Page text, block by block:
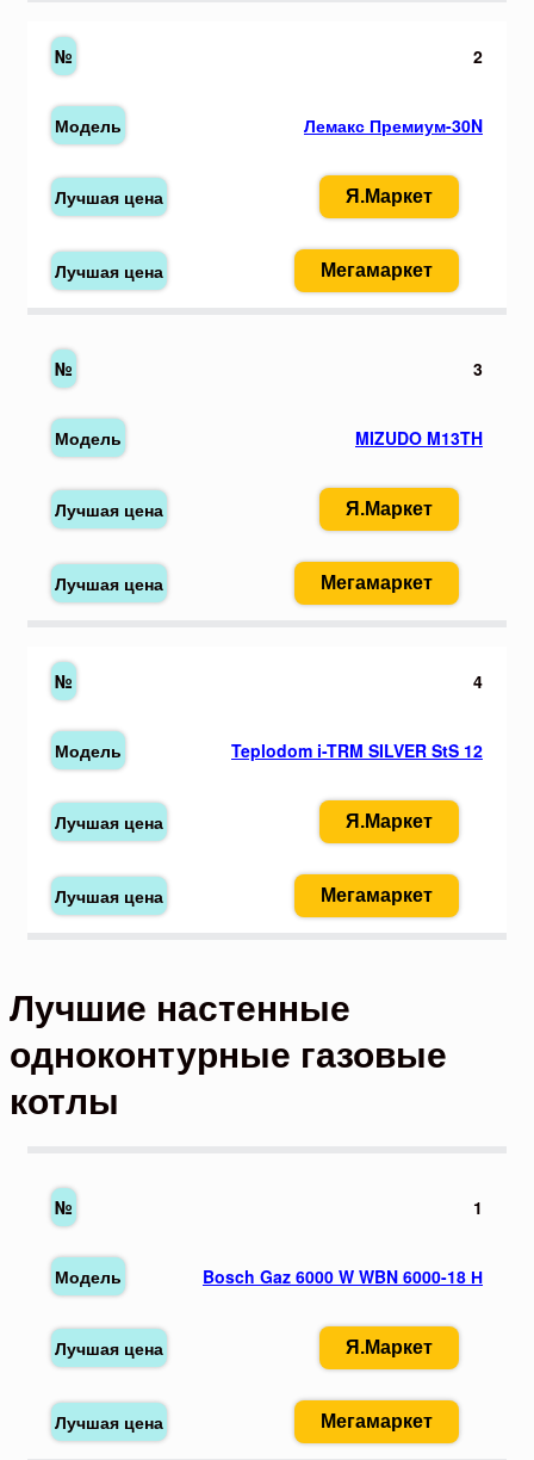
2
Лемакс Премиум-30N
Я.Маркет
Мегамаркет
3
MIZUDO M13TH
Я.Маркет
Мегамаркет
4
Teplodom i-TRM SILVER StS 12
Я.Маркет
Мегамаркет
Лучшие настенные
одноконтурные газовые
котлы
1
Bosch Gaz 6000 W WBN 6000-18 Н
Я.Маркет
Мегамаркет